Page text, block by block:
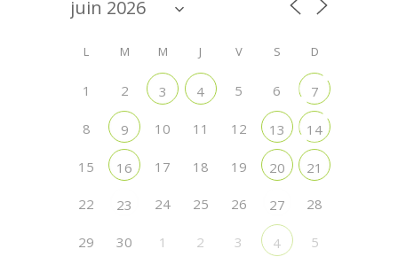
L M M J V S D
1 2 3 4 5 6 7
8 9 10 11 12 13 14
15 16 17 18 19 20 21
22 23 24 25 26 27 28
29 30 1 2 3 4 5